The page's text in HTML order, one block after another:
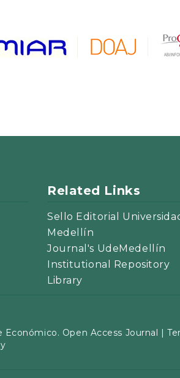
Related Links
Sello Editorial
Medellín
Journal's UdeMedellín
Institutional Repository
Library
Económico. Open Access Journal |